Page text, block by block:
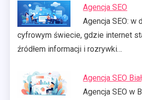
Agencja SEO
Agencja SEO: w
cyfrowym świecie, gdzie internet
źródłem informacji i rozrywki…
Agencja SEO
Agencja SEO w